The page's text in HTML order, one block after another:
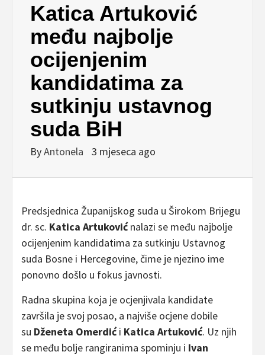
Katica Artuković
među najbolje
ocijenjenim
kandidatima za
sutkinju ustavnog
suda BiH
ByAntonela 3 mjeseca ago
Predsjednica Županijskog suda u Širokom Brijegu
dr. sc. Katica Artukovićnalazi se među najbolje
ocijenjenim kandidatima za sutkinju Ustavnog
suda Bosne i Hercegovine, čime je njezino ime
ponovno došlo u fokus javnosti.
Radna skupina koja je ocjenjivala kandidate
završila je svoj posao, a najviše ocjene dobile
su Dženeta Omerdići Katica Artuković. Uz njih
se među bolje rangiranima spominju i Ivan